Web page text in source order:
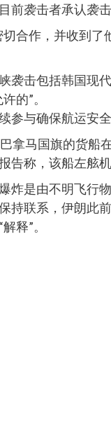
袭击者承认袭
合作，并收到
袭击包括韩国现
的”。
与确保航运安
拿马国旗的货船
称，该船左舷
炸是由不明飞行
持联系，伊朗此
释”。